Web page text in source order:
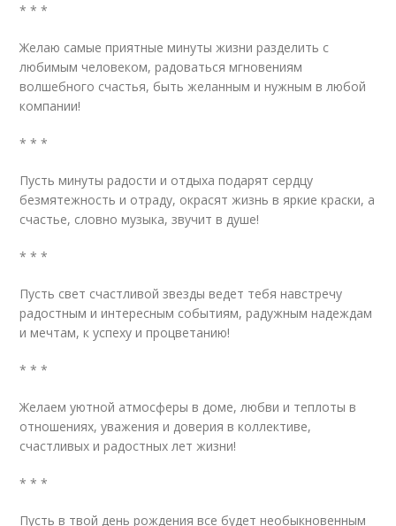
* * *
Желаю самые приятные минуты жизни разделить с
любимым человеком, радоваться мгновениям
волшебного счастья, быть желанным и нужным в любой
компании!
* * *
Пусть минуты радости и отдыха подарят сердцу
безмятежность и отраду, окрасят жизнь в яркие краски, а
счастье, словно музыка, звучит в душе!
* * *
Пусть свет счастливой звезды ведет тебя навстречу
радостным и интересным событиям, радужным надеждам
и мечтам, к успеху и процветанию!
* * *
Желаем уютной атмосферы в доме, любви и теплоты в
отношениях, уважения и доверия в коллективе,
счастливых и радостных лет жизни!
* * *
Пусть в твой день рождения все будет необыкновенным